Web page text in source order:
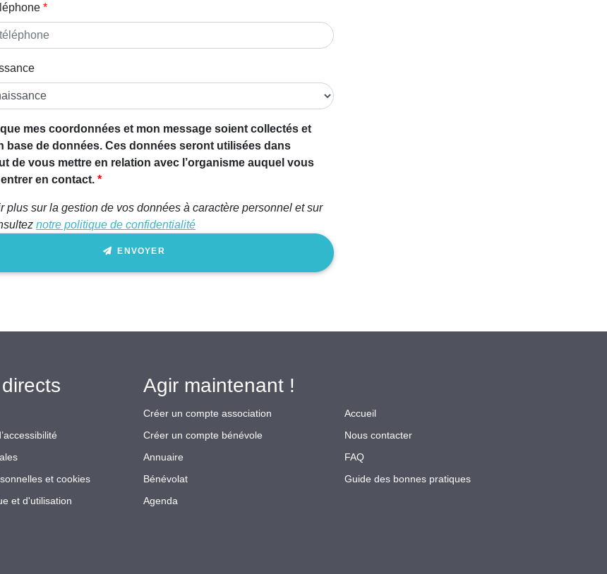
que mes coordonnées et mon message soient collectés et
base de données. Ces données seront utilisées dans
de vous mettre en relation avec l’organisme auquel vous
en contact.
plus sur la gestion de vos données à caractère personnel et sur
notre politique de confidentialité
ENVOYER
et cookies
et d'utilisation
Agir maintenant !
Créer un compte association
Créer un compte bénévole
Annuaire
Bénévolat
Agenda
Accueil
Nous contacter
FAQ
Guide des bonnes pratiques